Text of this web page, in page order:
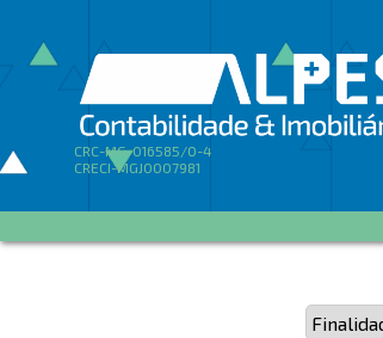
CRC-MG-016585/O-4
CRECI-MGJ0007981